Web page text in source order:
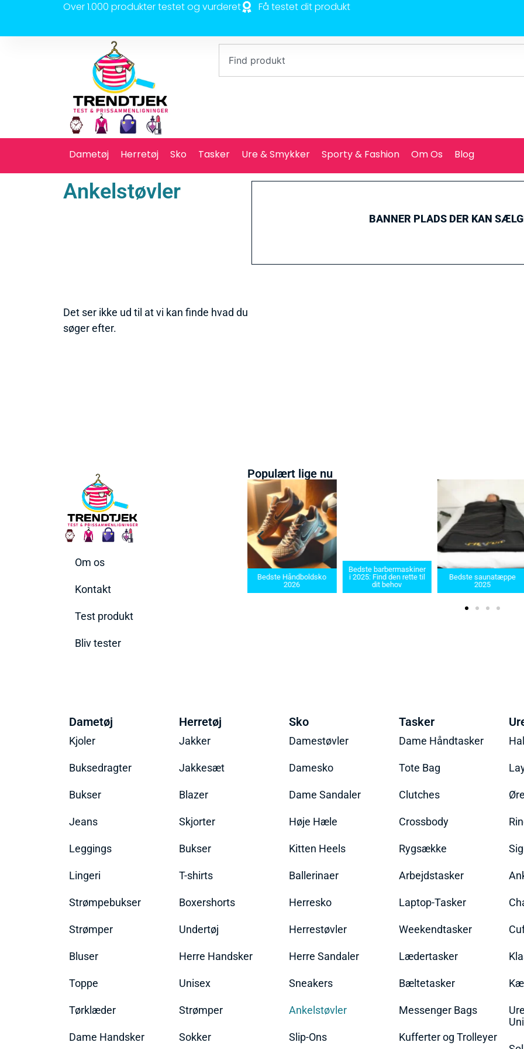
Over 1.000 produkter testet og vurderet Få testet dit produkt
Dametøj Herretøj Sko Tasker Ure & Smykker Sporty & Fashion Om Os Blog
Ankelstøvler
BANNER PLADS DER KAN
Det ser ikke ud til at vi kan finde hvad du
søger efter.
Om os
Kontakt
Test produkt
Bliv tester
Populært lige nu
2025
Bedste Håndboldsko
2026
Bedste barbermaskiner
i 2025: Find den rette til
dit behov
Bedste saunatæppe
2025
Dametøj
Kjoler
Buksedragter
Bukser
Jeans
Leggings
Lingeri
Strømpebukser
Strømper
Bluser
Toppe
Tørklæder
Dame Handsker
Herretøj
Jakker
Jakkesæt
Blazer
Skjorter
Bukser
T-shirts
Boxershorts
Undertøj
Herre Handsker
Unisex
Strømper
Sokker
Sko
Damestøvler
Damesko
Dame Sandaler
Høje Hæle
Kitten Heels
Ballerinaer
Herresko
Herrestøvler
Herre Sandaler
Sneakers
Ankelstøvler
Slip-Ons
Tasker
Dame Håndtasker
Tote Bag
Clutches
Crossbody
Rygsække
Arbejdstasker
Laptop-Tasker
Weekendtasker
Lædertasker
Bæltetasker
Messenger Bags
Kufferter og Trolleyer